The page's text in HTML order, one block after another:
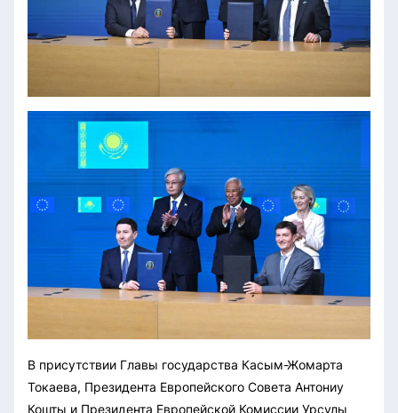
В присутствии Главы государства Касым-Жомарта
Токаева, Президента Европейского Совета Антониу
Кошты и Президента Европейской Комиссии Урсулы